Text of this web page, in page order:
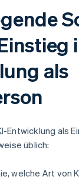
als
Entwicklung als
üblich:
welche Art von